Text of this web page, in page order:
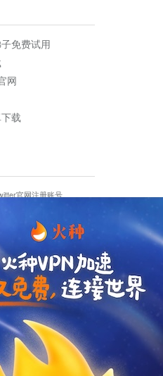
免费试用
网
载
官网注册账号
置
作者sana推特是什么
用twitter 国内能用twitter吗
码
怎么看推特上的视频
推特devil
下载
喵 推特实名制
关联手机号
敏感内容苹果
册必须要手机号